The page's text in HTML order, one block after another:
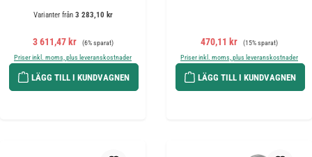
Varianter från3 283,10 kr
Försäljningspris:
3 611,47 kr Ordinarie pris:
(6% sparat)
Priser inkl. moms, plus leveranskostnader
LÄGG TILL I KUNDVAGNEN
Försäljningspris:
470,11 kr Ordinarie pris:
(15% sparat)
Priser inkl. moms, plus leveranskostnader
LÄGG TILL I KUNDVAGNEN